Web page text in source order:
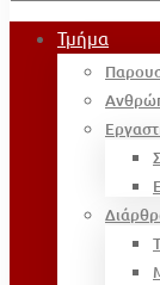
for:
Τμήμα